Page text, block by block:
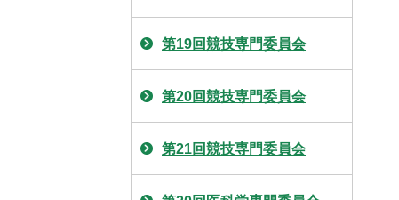
第19回競技専門委員会
第20回競技専門委員会
第21回競技専門委員会